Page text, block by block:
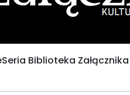
Seria Biblioteka